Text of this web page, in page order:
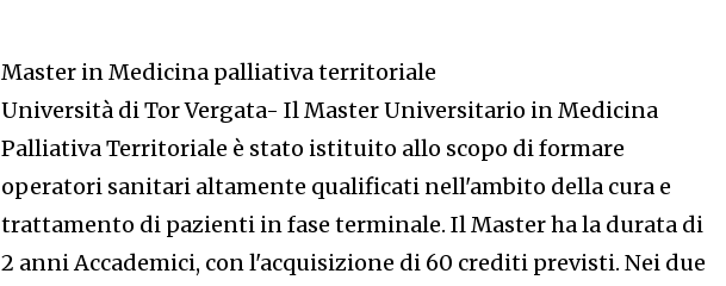
Master in Medicina palliativa territoriale
Università di Tor Vergata- Il Master Universitario in Medicina
Palliativa Territoriale è stato istituito allo scopo di formare
operatori sanitari altamente qualificati nell'ambito della cura e
trattamento di pazienti in fase terminale. Il Master ha la durata di
2 anni Accademici, con l'acquisizione di 60 crediti previsti. Nei due